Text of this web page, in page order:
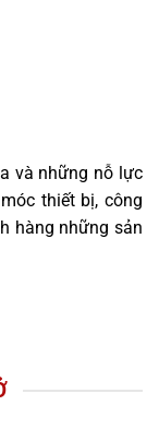
và những nỗ lực
thiết bị, công
hàng những sản